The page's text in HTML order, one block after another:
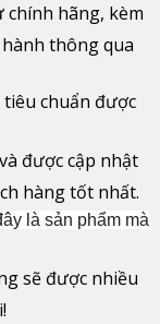
chính hãng, kèm
thông qua
chuẩn được
được cập nhật
hàng tốt nhất.
là sản phẩm mà
sẽ được nhiều